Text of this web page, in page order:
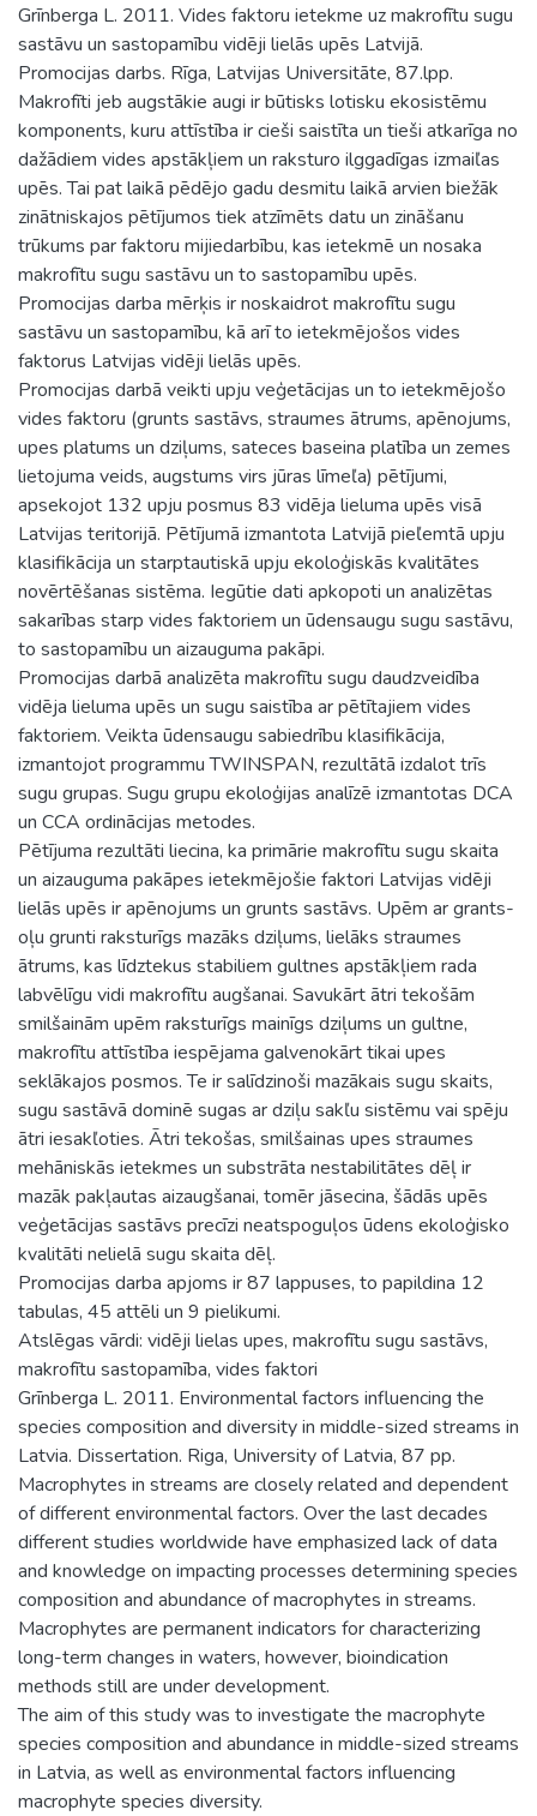
Grīnberga L. 2011. Vides faktoru ietekme uz makrofītu sugu
sastāvu un sastopamību vidēji lielās upēs Latvijā.
Promocijas darbs. Rīga, Latvijas Universitāte, 87.lpp.
Makrofīti jeb augstākie augi ir būtisks lotisku ekosistēmu
komponents, kuru attīstība ir cieši saistīta un tieši atkarīga no
dažādiem vides apstākļiem un raksturo ilggadīgas izmaiľas
upēs. Tai pat laikā pēdējo gadu desmitu laikā arvien biežāk
zinātniskajos pētījumos tiek atzīmēts datu un zināšanu
trūkums par faktoru mijiedarbību, kas ietekmē un nosaka
makrofītu sugu sastāvu un to sastopamību upēs.
Promocijas darba mērķis ir noskaidrot makrofītu sugu
sastāvu un sastopamību, kā arī to ietekmējošos vides
faktorus Latvijas vidēji lielās upēs.
Promocijas darbā veikti upju veģetācijas un to ietekmējošo
vides faktoru (grunts sastāvs, straumes ātrums, apēnojums,
upes platums un dziļums, sateces baseina platība un zemes
lietojuma veids, augstums virs jūras līmeľa) pētījumi,
apsekojot 132 upju posmus 83 vidēja lieluma upēs visā
Latvijas teritorijā. Pētījumā izmantota Latvijā pieľemtā upju
klasifikācija un starptautiskā upju ekoloģiskās kvalitātes
novērtēšanas sistēma. Iegūtie dati apkopoti un analizētas
sakarības starp vides faktoriem un ūdensaugu sugu sastāvu,
to sastopamību un aizauguma pakāpi.
Promocijas darbā analizēta makrofītu sugu daudzveidība
vidēja lieluma upēs un sugu saistība ar pētītajiem vides
faktoriem. Veikta ūdensaugu sabiedrību klasifikācija,
izmantojot programmu TWINSPAN, rezultātā izdalot trīs
sugu grupas. Sugu grupu ekoloģijas analīzē izmantotas DCA
un CCA ordinācijas metodes.
Pētījuma rezultāti liecina, ka primārie makrofītu sugu skaita
un aizauguma pakāpes ietekmējošie faktori Latvijas vidēji
lielās upēs ir apēnojums un grunts sastāvs. Upēm ar grants-
oļu grunti raksturīgs mazāks dziļums, lielāks straumes
ātrums, kas līdztekus stabiliem gultnes apstākļiem rada
labvēlīgu vidi makrofītu augšanai. Savukārt ātri tekošām
smilšainām upēm raksturīgs mainīgs dziļums un gultne,
makrofītu attīstība iespējama galvenokārt tikai upes
seklākajos posmos. Te ir salīdzinoši mazākais sugu skaits,
sugu sastāvā dominē sugas ar dziļu sakľu sistēmu vai spēju
ātri iesakľoties. Ātri tekošas, smilšainas upes straumes
mehāniskās ietekmes un substrāta nestabilitātes dēļ ir
mazāk pakļautas aizaugšanai, tomēr jāsecina, šādās upēs
veģetācijas sastāvs precīzi neatspoguļos ūdens ekoloģisko
kvalitāti nelielā sugu skaita dēļ.
Promocijas darba apjoms ir 87 lappuses, to papildina 12
tabulas, 45 attēli un 9 pielikumi.
Atslēgas vārdi: vidēji lielas upes, makrofītu sugu sastāvs,
makrofītu sastopamība, vides faktori
Grīnberga L. 2011. Environmental factors influencing the
species composition and diversity in middle-sized streams in
Latvia. Dissertation. Riga, University of Latvia, 87 pp.
Macrophytes in streams are closely related and dependent
of different environmental factors. Over the last decades
different studies worldwide have emphasized lack of data
and knowledge on impacting processes determining species
composition and abundance of macrophytes in streams.
Macrophytes are permanent indicators for characterizing
long-term changes in waters, however, bioindication
methods still are under development.
The aim of this study was to investigate the macrophyte
species composition and abundance in middle-sized streams
in Latvia, as well as environmental factors influencing
macrophyte species diversity.